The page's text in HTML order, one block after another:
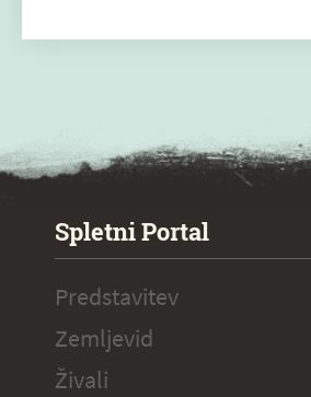
Spletni Portal
Predstavitev
Zemljevid
Živali